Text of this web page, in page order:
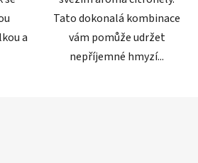
a
Tato dokonalá kombinace
vám pomůže udržet
nepříjemné hmyzí...